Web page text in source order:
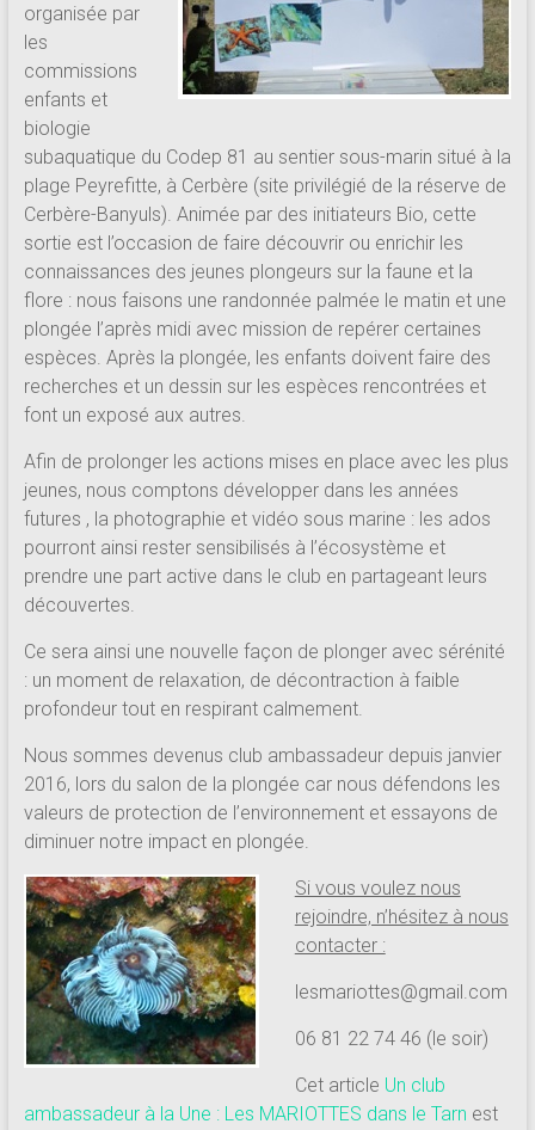
organisée par
les
commissions
enfants et
biologie
subaquatique du Codep 81 au sentier sous-marin situé à la
plage Peyrefitte, à Cerbère (site privilégié de la réserve de
Cerbère-Banyuls). Animée par des initiateurs Bio, cette
sortie est l’occasion de faire découvrir ou enrichir les
connaissances des jeunes plongeurs sur la faune et la
flore : nous faisons une randonnée palmée le matin et une
plongée l’après midi avec mission de repérer certaines
espèces. Après la plongée, les enfants doivent faire des
recherches et un dessin sur les espèces rencontrées et
font un exposé aux autres.
Afin de prolonger les actions mises en place avec les plus
jeunes, nous comptons développer dans les années
futures , la photographie et vidéo sous marine : les ados
pourront ainsi rester sensibilisés à l’écosystème et
prendre une part active dans le club en partageant leurs
découvertes.
Ce sera ainsi une nouvelle façon de plonger avec sérénité
: un moment de relaxation, de décontraction à faible
profondeur tout en respirant calmement.
Nous sommes devenus club ambassadeur depuis janvier
2016, lors du salon de la plongée car nous défendons les
valeurs de protection de l’environnement et essayons de
diminuer notre impact en plongée.
Si vous voulez nous
rejoindre, n’hésitez à nous
contacter :
lesmariottes@gmail.com
06 81 22 74 46 (le soir)
Cet article Un club
ambassadeur à la Une : Les MARIOTTES dans le Tarn est